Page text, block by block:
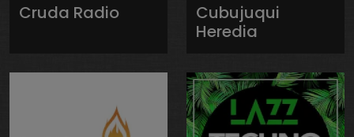
Cruda Radio
Cubujuqui
Heredia